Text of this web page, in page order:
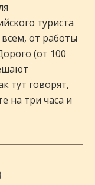
туриста
от работы
(от 100
тут говорят,
на три часа и